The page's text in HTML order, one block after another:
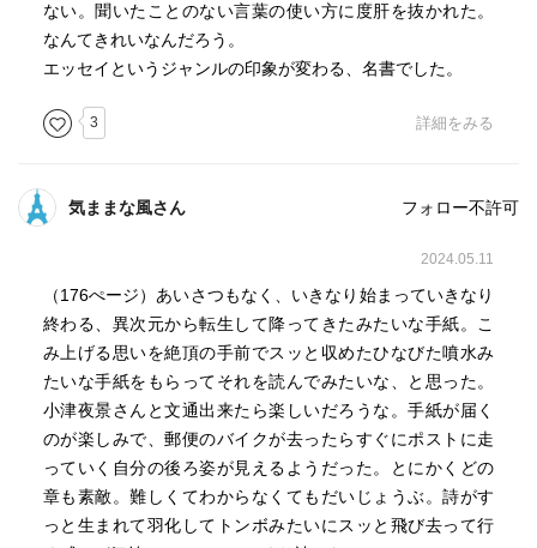
ない。聞いたことのない言葉の使い方に度肝を抜かれた。
なんてきれいなんだろう。
エッセイというジャンルの印象が変わる、名書でした。
3 詳細をみる
気ままな風さん フォロー不許可
2024.05.11
（176ぺージ）あいさつもなく、いきなり始まっていきなり
終わる、異次元から転生して降ってきたみたいな手紙。こ
み上げる思いを絶頂の手前でスッと収めたひなびた噴水み
たいな手紙をもらってそれを読んでみたいな、と思った。
小津夜景さんと文通出来たら楽しいだろうな。手紙が届く
のが楽しみで、郵便のバイクが去ったらすぐにポストに走
っていく自分の後ろ姿が見えるようだった。とにかくどの
章も素敵。難しくてわからなくてもだいじょうぶ。詩がす
っと生まれて羽化してトンボみたいにスッと飛び去って行